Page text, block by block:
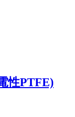
性PTFE)